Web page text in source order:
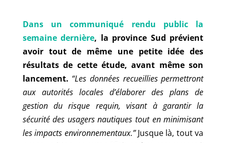
Dans un communiqué rendu public la
semaine dernière, la province Sud prévient
avoir tout de même une petite idée des
résultats de cette étude, avant même son
lancement. “Les données recueillies permettront
aux autorités locales d’élaborer des plans de
gestion du risque requin, visant à garantir la
sécurité des usagers nautiques tout en minimisant
les impacts environnementaux.”Jusque là, tout va